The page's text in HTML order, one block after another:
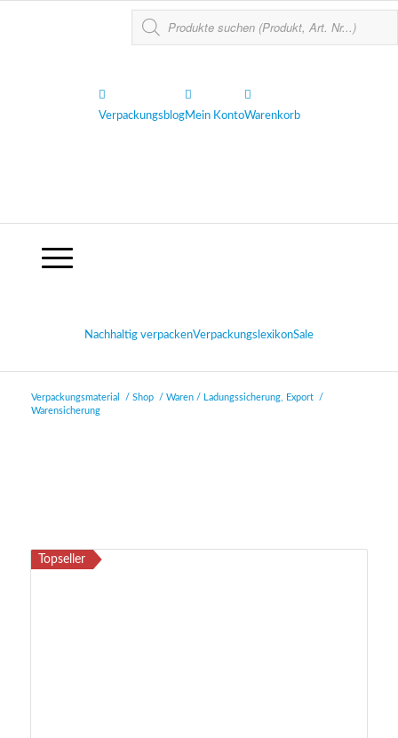
VerpackungsblogMein KontoWarenkorb
Nachhaltig verpackenVerpackungslexikonSale
Verpackungsmaterial / Shop / Waren / Ladungssicherung, Export
/
Warensicherung
Topseller